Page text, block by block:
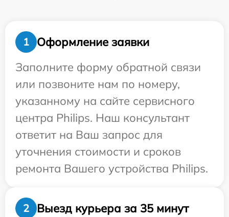
1
Оформление заявки
Заполните форму обратной связи
или позвоните нам по номеру,
указанному на сайте сервисного
центра Philips. Наш консультант
ответит на Ваш запрос для
уточнения стоимости и сроков
ремонта Вашего устройства Philips.
2 Выезд курьера за 35 минут